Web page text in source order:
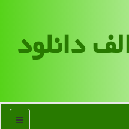
دانلود
منو